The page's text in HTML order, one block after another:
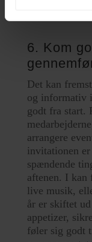
6. Kom
Det kan
og informativ
godt fra start.
arrangere
invitationen
spændende
aftenen. I kan
live musik,
år er skiftet
appetizer,
føler sig godt